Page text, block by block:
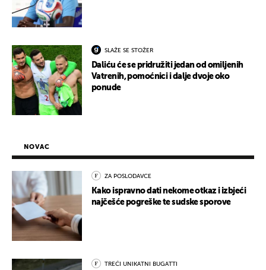
SLAŽE SE STOŽER
Daliću će se pridružiti jedan od omiljenih
Vatrenih, pomoćnici i dalje dvoje oko
ponude
NOVAC
ZA POSLODAVCE
Kako ispravno dati nekome otkaz i izbjeći
najčešće pogreške te sudske sporove
TREĆI UNIKATNI BUGATTI